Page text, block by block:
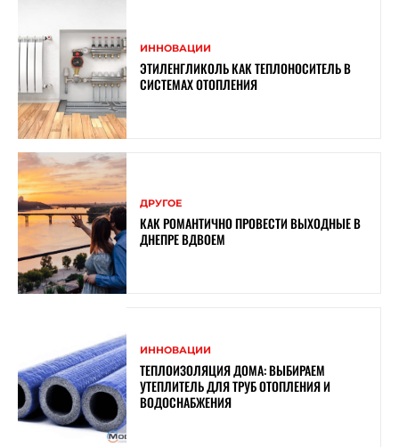
ИННОВАЦИИ
ЭТИЛЕНГЛИКОЛЬ КАК ТЕПЛОНОСИТЕЛЬ В
СИСТЕМАХ ОТОПЛЕНИЯ
ДРУГОЕ
КАК РОМАНТИЧНО ПРОВЕСТИ ВЫХОДНЫЕ В
ДНЕПРЕ ВДВОЕМ
ИННОВАЦИИ
ТЕПЛОИЗОЛЯЦИЯ ДОМА: ВЫБИРАЕМ
УТЕПЛИТЕЛЬ ДЛЯ ТРУБ ОТОПЛЕНИЯ И
ВОДОСНАБЖЕНИЯ